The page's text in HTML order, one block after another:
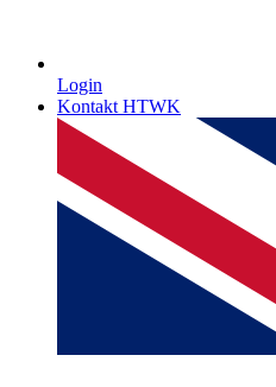
Login
Kontakt HTWK